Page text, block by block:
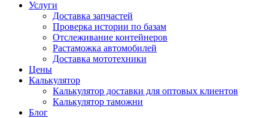
Услуги
Доставка запчастей
Проверка истории по базам
Отслеживание контейнеров
Растаможка автомобилей
Доставка мототехники
Цены
Калькулятор
Калькулятор доставки для оптовых клиентов
Калькулятор таможни
Блог